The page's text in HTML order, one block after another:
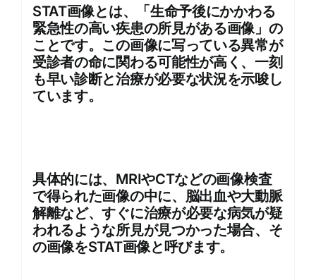
STAT画像とは、「生命予後にかかわる
緊急性の高い疾患の所見がある画像」の
ことです。この画像に写っている異常が
受診者の命に関わる可能性が高く、一刻
も早い診断と治療が必要な状況を示唆し
ています。
具体的には、MRIやCTなどの画像検査
で得られた画像の中に、脳出血や大動脈
解離など、すぐに治療が必要な病気が疑
われるような所見が見つかった場合、そ
の画像をSTAT画像と呼びます。